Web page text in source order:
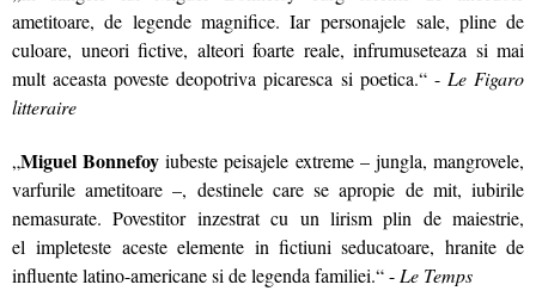
ametitoare, de legende magnifice. Iar personajele sale, pline de
culoare, uneori fictive, alteori foarte reale, infrumuseteaza si mai
mult aceasta poveste deopotriva picaresca si poetica.“ - Le Figaro
litteraire
„Miguel Bonnefoy iubeste peisajele extreme – jungla, mangrovele,
varfurile ametitoare –, destinele care se apropie de mit, iubirile
nemasurate. Povestitor inzestrat cu un lirism plin de maiestrie,
el impleteste aceste elemente in fictiuni seducatoare, hranite de
influente latino-americane si de legenda familiei.“ - Le Temps